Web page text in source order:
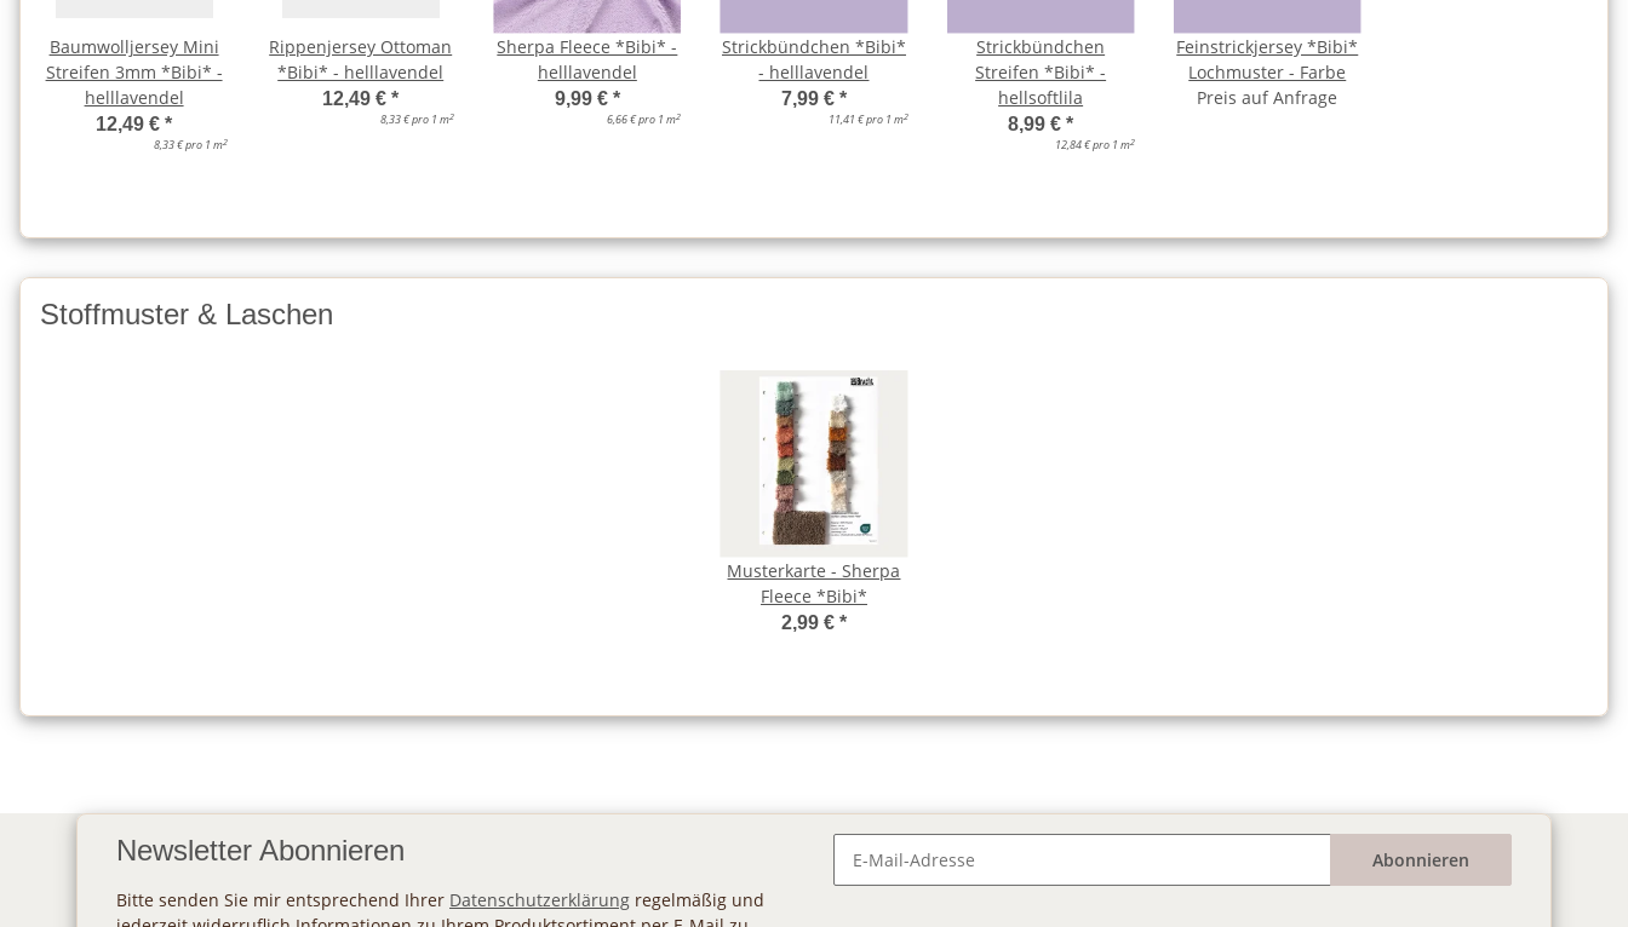
Baumwolljersey Mini
Streifen 3mm *Bibi* -
helllavendel
12,49 €*
8,33 € pro 1 m2
Rippenjersey Ottoman
*Bibi* - helllavendel
12,49 €*
8,33 € pro 1 m2
Sherpa Fleece *Bibi* -
helllavendel
9,99 € *
6,66 € pro 1 m2
Strickbündchen *Bibi*
- helllavendel
7,99 € *
11,41 € pro 1 m2
Strickbündchen
Streifen *Bibi* -
hellsoftlila
8,99 €*
12,84 € pro 1 m2
Feinstrickjersey *Bibi*
Lochmuster - Farbe
Preis auf Anfrage
Stoffmuster & Laschen
Musterkarte - Sherpa
Fleece *Bibi*
2,99 € *
Newsletter Abonnieren
Bitte senden Sie mir entsprechend Ihrer Datenschutzerklärung regelmäßig und
Abonnieren